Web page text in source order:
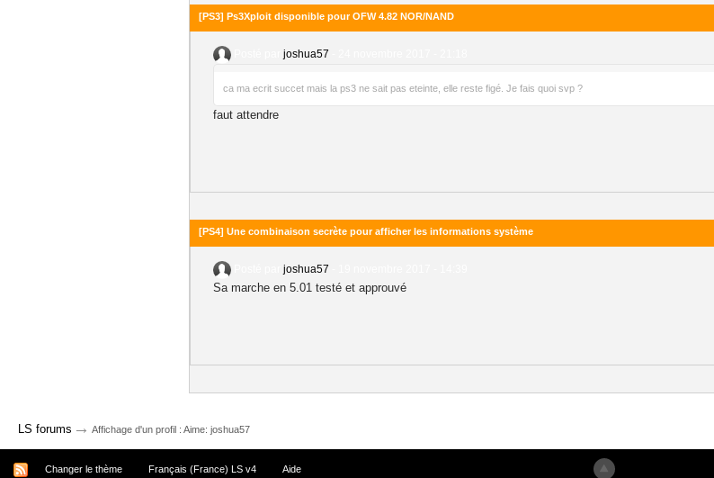
[PS3] Ps3Xploit disponible pour OFW 4.82 NOR/NAND
joshua57
ca ma ecrit succet mais la ps3 ne sait pas eteinte, elle reste figé. Je fais quoi svp ?
faut attendre
[PS4] Une combinaison secrète pour afficher les informations système
joshua57
Sa marche en 5.01 testé et approuvé
LS forums → Affichage d'un profil : Aime: joshua57
Changer le thème Français (France) LS v4 Aide